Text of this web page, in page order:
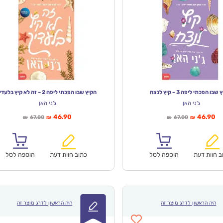
הפכתי ליפה 3 – קיץ לנצח
ג'ני האן
₪ 67.00המחיר
₪67.00.
₪ 46.90
הוא:
חוות דעת
הוספה לסל
הקיץ שבו הפכתי ליפה 2 – זה לא קיץ בלעדיך
ג'ני האן
₪ 67.00המחיר
₪67.00.
₪ 46.90
הוא:
כתוב חוות דעת
הוספה לסל
היה הראשון לדרג מוצר זה היה הראשון לדרג מוצר זה